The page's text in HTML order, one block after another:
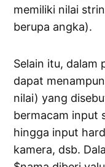
memiliki nilai
berupa angka).
Selain itu, dalam
dapat
nilai) yang
bermacam input
hingga input
kamera, dsb.